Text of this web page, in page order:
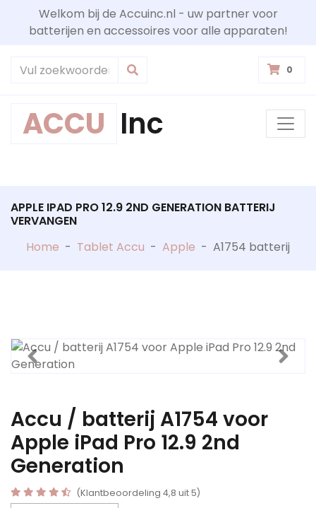
Welkom bij de Accuinc.nl - uw partner voor
batterijen en accessoires voor alle apparaten!
0
ACCU Inc
APPLE IPAD PRO 12.9 2ND GENERATION BATTERIJ
VERVANGEN
Home - Tablet Accu - Apple - A1754 batterij
Accu / batterij A1754 voor
Apple iPad Pro 12.9 2nd
Generation
(Klantbeoordeling 4,8 uit 5)